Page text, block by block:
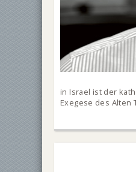
in Israel ist der
Exegese des Alten